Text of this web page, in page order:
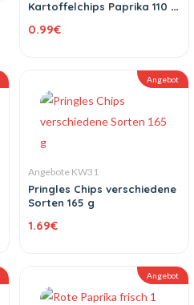
Kartoffelchips Paprika 110 g
0.99€
Angebot
Angebote KW31
Pringles Chips verschiedene
Sorten 165 g
1.69€
Angebot